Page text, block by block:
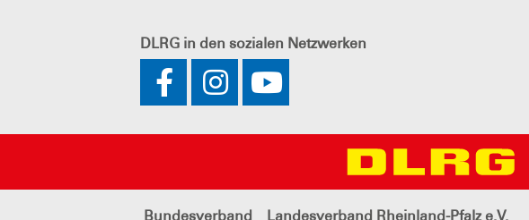
DLRG in den sozialen Netzwerken
Bundesverband Landesverband Rheinland-Pfalz e.V.